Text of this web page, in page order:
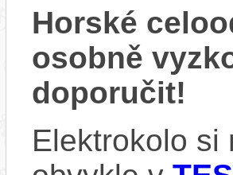
Horské
osobně
doporučit!
Elektrokolo si